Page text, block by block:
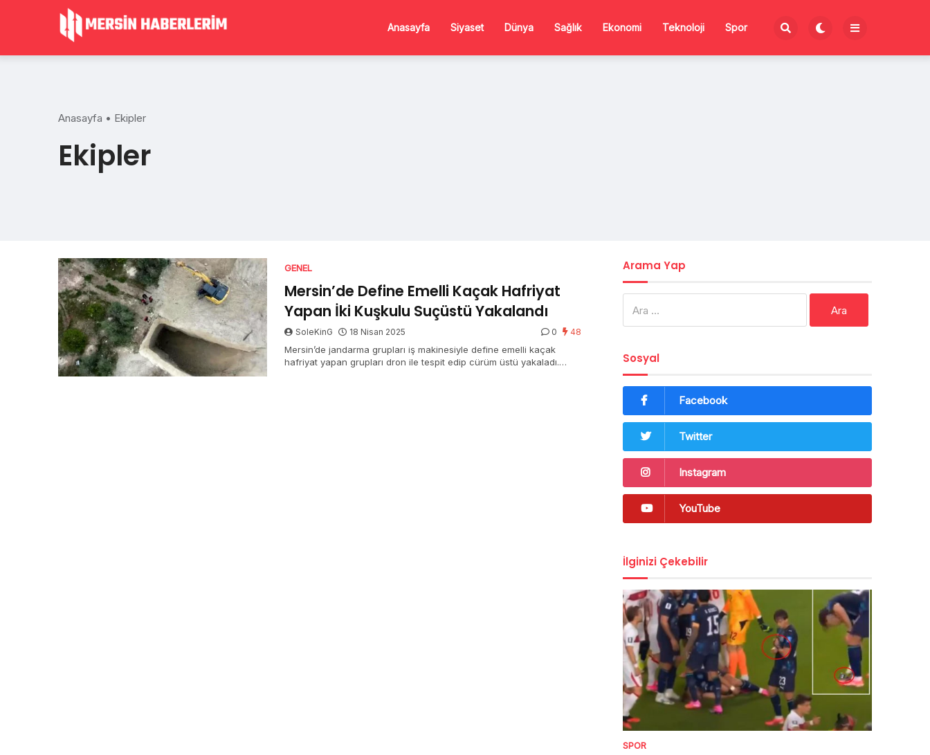
Anasayfa Siyaset Dünya Sağlık Ekonomi Teknoloji Spor
Anasayfa • Ekipler
Ekipler
GENEL
Mersin’de Define Emelli Kaçak Hafriyat
Yapan İki Kuşkulu Suçüstü Yakalandı
SoleKinG 18 Nisan 2025 0 48
Mersin’de jandarma grupları iş makinesiyle define emelli kaçak
hafriyat yapan grupları dron ile tespit edip cürüm üstü yakaladı.
Arama Yap
Sosyal
Facebook
Twitter
Instagram
YouTube
İlginizi Çekebilir
SPOR